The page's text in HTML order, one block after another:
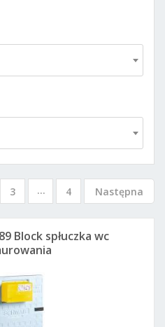
3 ... 4 Następna
Block spłuczka wc